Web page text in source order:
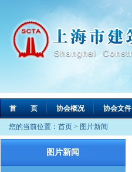
首 页 协会概况 协会文件
您的当前位置： 首页 > 图片新闻
图片新闻